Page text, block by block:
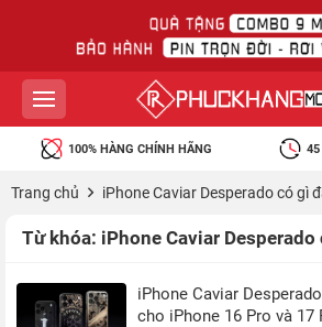
100% HÀNG CHÍNH HÃNG 45
Trang chủ iPhone Caviar Desperado có gì
Từ khóa: iPhone Caviar
iPhone Caviar
cho iPhone 16 Pro và 17